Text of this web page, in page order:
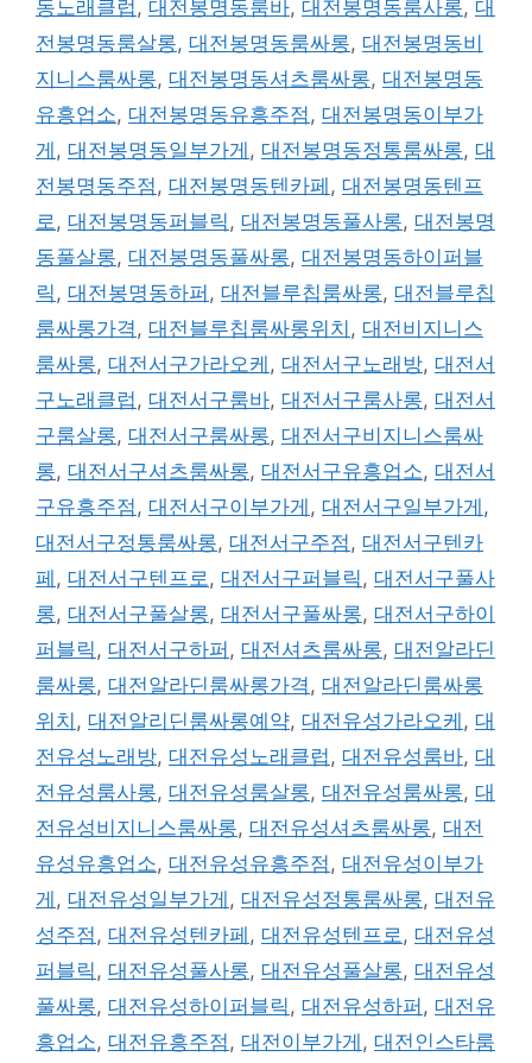
동노래클럽 , 대전봉명동룸바, 대전봉명동룸사롱, 대
전봉명동룸살롱, 대전봉명동룸싸롱, 대전봉명동비
지니스룸싸롱, 대전봉명동셔츠룸싸롱, 대전봉명동
유흥업소, 대전봉명동유흥주점 , 대전봉명동이부가
게 , 대전봉명동일부가게 , 대전봉명동정통룸싸롱, 대
전봉명동주점 , 대전봉명동텐카페 , 대전봉명동텐프
로 , 대전봉명동퍼블릭 , 대전봉명동풀사롱, 대전봉명
동풀살롱, 대전봉명동풀싸롱, 대전봉명동하이퍼블
릭 , 대전봉명동하퍼 , 대전블루칩룸싸롱, 대전블루칩
룸싸롱가격 , 대전블루칩룸싸롱위치 , 대전비지니스
룸싸롱, 대전서구가라오케 , 대전서구노래방, 대전서
구노래클럽 , 대전서구룸바, 대전서구룸사롱, 대전서
구룸살롱, 대전서구룸싸롱, 대전서구비지니스룸싸
롱, 대전서구셔츠룸싸롱, 대전서구유흥업소, 대전서
구유흥주점 , 대전서구이부가게 , 대전서구일부가게 ,
대전서구정통룸싸롱, 대전서구주점 , 대전서구텐카
페 , 대전서구텐프로 , 대전서구퍼블릭 , 대전서구풀사
롱, 대전서구풀살롱, 대전서구풀싸롱, 대전서구하이
퍼블릭 , 대전서구하퍼 , 대전셔츠룸싸롱, 대전알라딘
룸싸롱, 대전알라딘룸싸롱가격 , 대전알라딘룸싸롱
위치 , 대전알리딘룸싸롱예약, 대전유성가라오케 , 대
전유성노래방, 대전유성노래클럽 , 대전유성룸바, 대
전유성룸사롱, 대전유성룸살롱, 대전유성룸싸롱, 대
전유성비지니스룸싸롱, 대전유성셔츠룸싸롱, 대전
유성유흥업소, 대전유성유흥주점 , 대전유성이부가
게 , 대전유성일부가게 , 대전유성정통룸싸롱, 대전유
성주점 , 대전유성텐카페 , 대전유성텐프로 , 대전유성
퍼블릭 , 대전유성풀사롱, 대전유성풀살롱, 대전유성
풀싸롱, 대전유성하이퍼블릭 , 대전유성하퍼 , 대전유
흥업소, 대전유흥주점 , 대전이부가게 , 대전인스타룸